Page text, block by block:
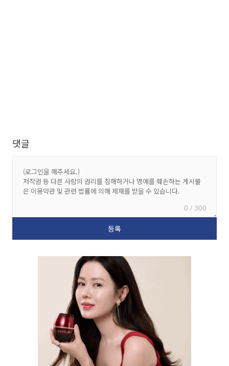
댓글
0 / 300